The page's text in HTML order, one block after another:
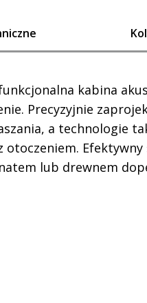
kabina
Precyzyjnie
a technologie
lub drewnem